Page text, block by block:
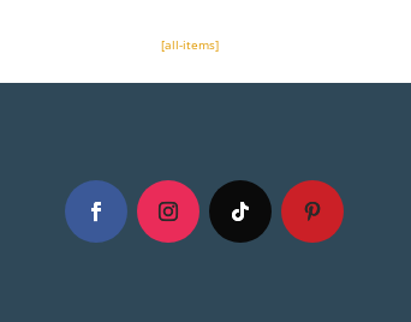
[all-items]